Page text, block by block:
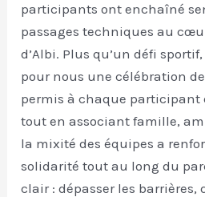
participants ont enchaîné
passages techniques au
d’Albi. Plus qu’un défi
pour nous une célébration
permis à chaque participant
tout en associant famille,
la mixité des équipes a
solidarité tout au long du
clair : dépasser les barrières,